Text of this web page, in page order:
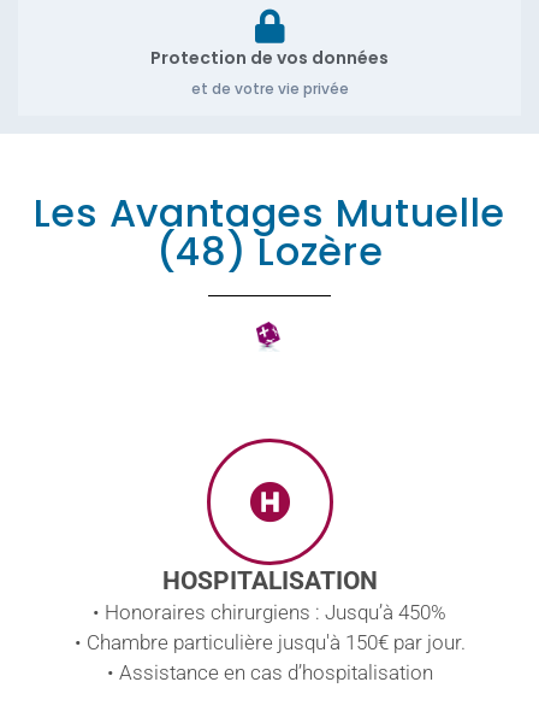
Protection de vos données
et de votre vie privée
Les Avantages Mutuelle
(48) Lozère
HOSPITALISATION
• Honoraires chirurgiens : Jusqu’à 450%
• Chambre particulière jusqu'à 150€ par jour.
• Assistance en cas d’hospitalisation